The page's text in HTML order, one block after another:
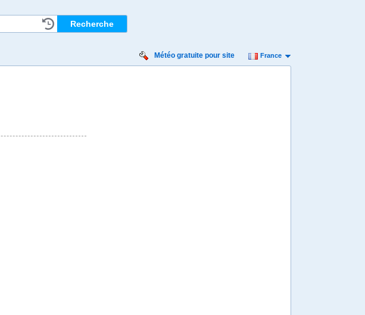
Météo gratuite pour site France